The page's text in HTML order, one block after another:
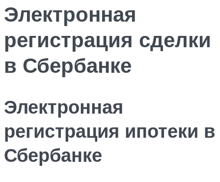
Электронная
регистрация сделки
в Сбербанке
Электронная
регистрация ипотеки в
Сбербанке